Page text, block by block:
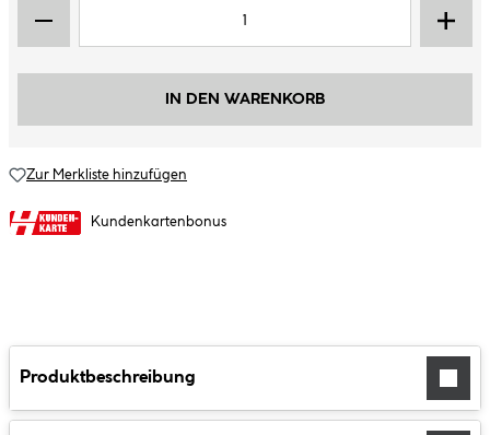
IN DEN WARENKORB
Zur Merkliste hinzufügen
Kundenkartenbonus
Produktbeschreibung